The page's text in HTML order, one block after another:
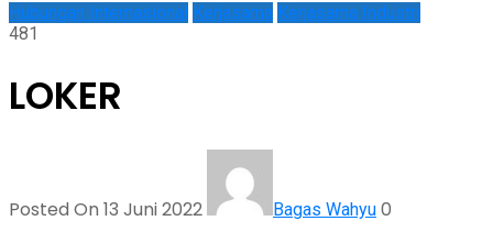
Hubungan Internasional Kerjasama Kerjasama Industri
481
LOKER
Posted On 13 Juni 2022 Bagas Wahyu 0